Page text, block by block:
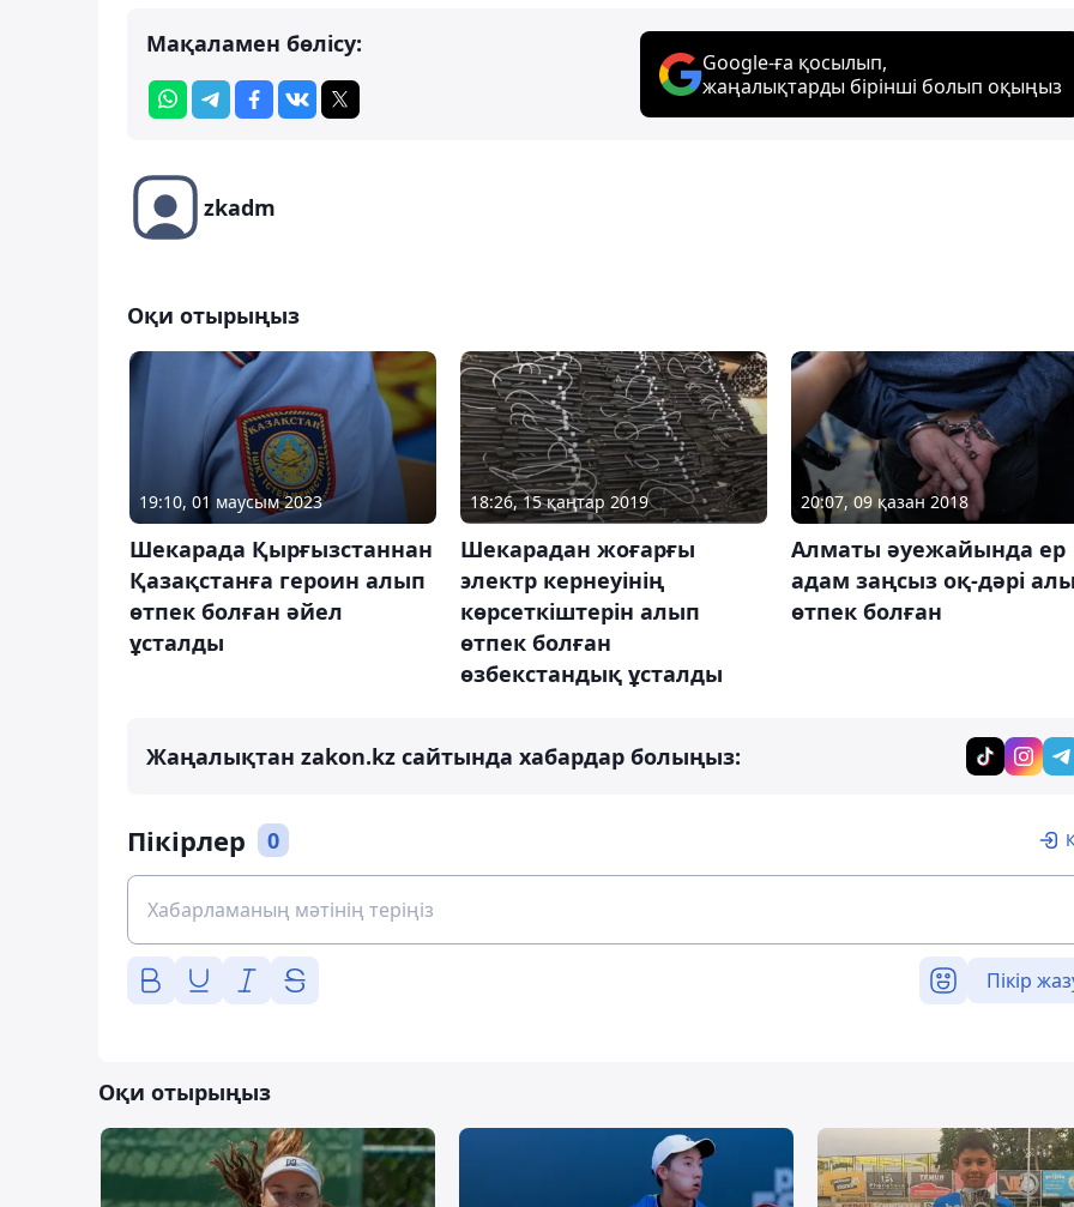
Мақаламен бөлісу:
Google-ға қосылып,
жаңалықтарды бірінші болып оқыңыз
zkadm
Оқи отырыңыз
19:10, 01 маусым 2023
Шекарада Қырғызстаннан
Қазақстанға героин алып
өтпек болған әйел
ұсталды
18:26, 15 қаңтар 2019
Шекарадан жоғарғы
электр кернеуінің
көрсеткіштерін алып
өтпек болған
өзбекстандық ұсталды
20:07, 09 қазан 2018
Алматы әуежайында ер
адам заңсыз оқ-дәрі
өтпек болған
Жаңалықтан zakon.kz сайтында хабардар болыңыз:
Пікірлер 0
Пікір
Оқи отырыңыз